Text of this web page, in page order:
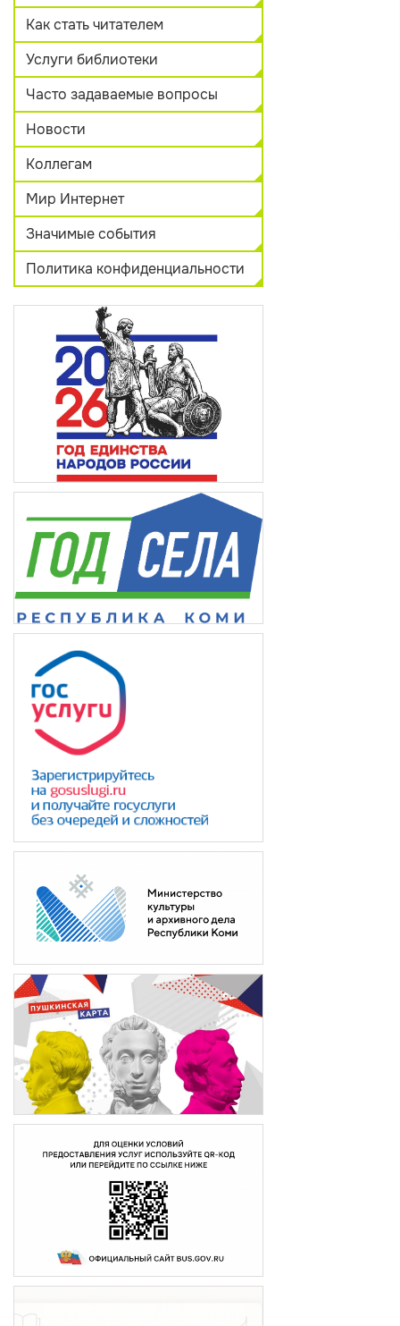
Как стать читателем
Услуги библиотеки
Часто задаваемые вопросы
Новости
Коллегам
Мир Интернет
Значимые события
Политика конфиденциальности